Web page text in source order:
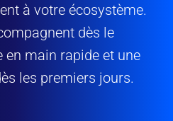
à votre écosystème.
dès le
en main rapide et une
les premiers jours.